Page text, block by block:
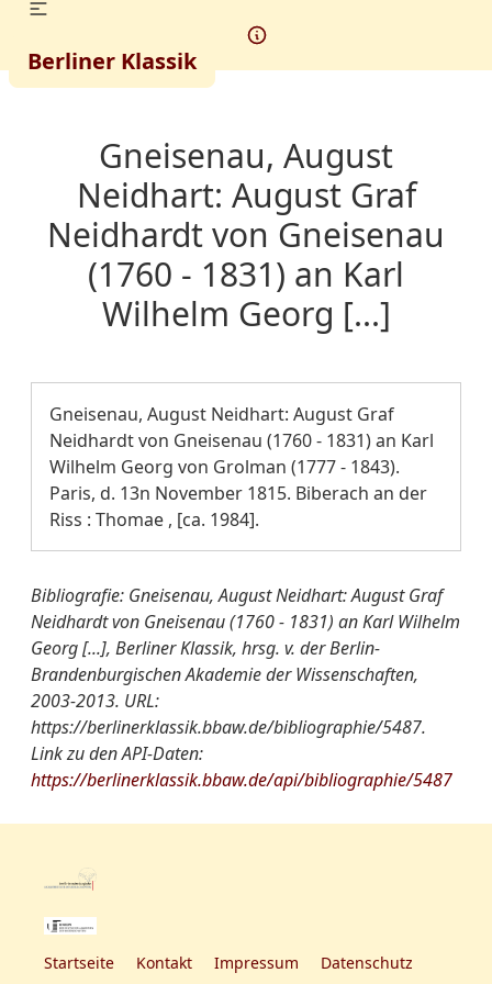
Berliner Klassik
Gneisenau, August
Neidhart: August Graf
Neidhardt von Gneisenau
(1760 - 1831) an Karl
Wilhelm Georg [...]
Gneisenau, August Neidhart: August Graf
Neidhardt von Gneisenau (1760 - 1831) an Karl
Wilhelm Georg von Grolman (1777 - 1843).
Paris, d. 13n November 1815. Biberach an der
Riss : Thomae , [ca. 1984].
Bibliografie: Gneisenau, August Neidhart: August Graf
Neidhardt von Gneisenau (1760 - 1831) an Karl Wilhelm
Georg [...], Berliner Klassik, hrsg. v. der Berlin-
Brandenburgischen Akademie der Wissenschaften,
2003-2013. URL:
https://berlinerklassik.bbaw.de/bibliographie/5487.
Link zu den API-Daten:
https://berlinerklassik.bbaw.de/api/bibliographie/5487
Startseite Kontakt Impressum Datenschutz